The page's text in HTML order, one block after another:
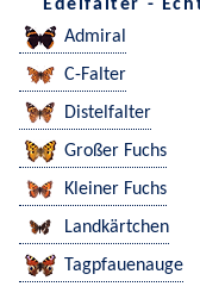
Edelfalter -
Admiral
C-Falter
Distelfalter
Großer Fuchs
Kleiner Fuchs
Landkärtchen
Tagpfauenauge